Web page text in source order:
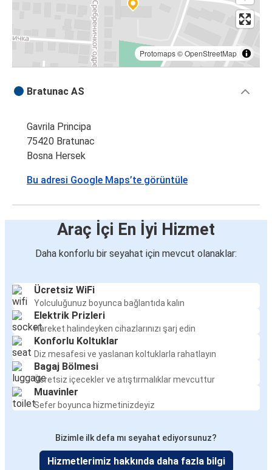
Protomaps©OpenStreetMap
Bratunac AS
Gavrila Principa
75420 Bratunac
Bosna Hersek
Bu adresi Google Maps’te görüntüle
Araç İçi En İyi Hizmet
Daha konforlu bir seyahat için mevcut olanaklar:
Ücretsiz WiFi
Yolculuğunuz boyunca bağlantıda kalın
Elektrik Prizleri
Hareket halindeyken cihazlarınızı şarj edin
Konforlu Koltuklar
Diz mesafesi ve yaslanan koltuklarla rahatlayın
Bagaj Bölmesi
Ücretsiz içecekler ve atıştırmalıklar mevcuttur
Muavinler
Sefer boyunca hizmetinizdeyiz
Bizimle ilk defa mı seyahat ediyorsunuz?
Hizmetlerimiz hakkında daha fazla bilgi